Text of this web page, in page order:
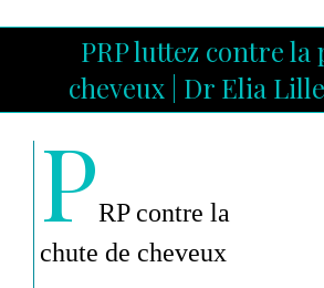
PRP luttez contre la
cheveux | Dr Elia
PRP contre la
chute de cheveux